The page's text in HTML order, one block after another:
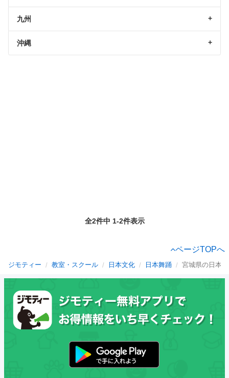
九州
沖縄
全2件中 1-2件表示
ページTOPへ
ジモティー 教室・スクール 日本文化 日本舞踊 宮城県の日本